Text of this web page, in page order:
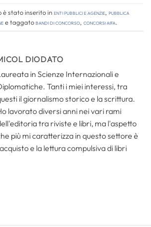
è stato inserito inEnti pubblici e agenzie, Pubblica
e taggatobandi di concorso, concorsi aifa.
DIODATO
in Scienze Internazionali e
Tanti i miei interessi, tra
il giornalismo storico e la scrittura.
lavorato diversi anni nei vari rami
tra riviste e libri, ma l'aspetto
più mi caratterizza in questo settore è
e la lettura compulsiva di libri